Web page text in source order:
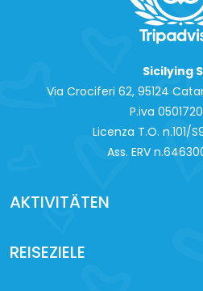
Sicilying
Via Crociferi 62, 95124
P.iva
Licenza T.O. n.101/
Ass. ERV
AKTIVITÄTEN
REISEZIELE